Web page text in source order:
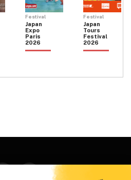
Festival
Japan
Expo
Paris
2026
Festival
Japan
Tours
Festival
2026
Instagram